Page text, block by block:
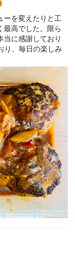
ーを変えたりと工
最高でした。限ら
当に感謝しており
り、毎日の楽しみ
。